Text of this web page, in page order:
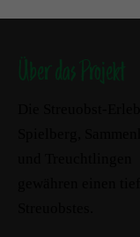
Über das Projekt